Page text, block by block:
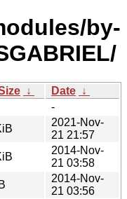
by-
↓ Date ↓
-
2021-Nov-
21 21:57
2014-Nov-
21 03:58
2014-Nov-
21 03:56